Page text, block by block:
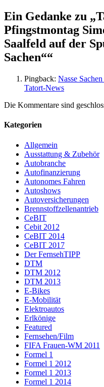
Ein Gedanke zu „
Pfingstmontag
Saalfeld auf der
Sachen““
Pingback: Nasse
Tatort-News
Die Kommentare sind
Kategorien
Allgemein
Ausstattung & Zubehör
Autobranche
Autofinanzierung
Autonomes Fahren
Autoshows
Autoversicherungen
Brennstoffzellenantrieb
CeBIT
Cebit 2012
CeBIT 2014
CeBIT 2017
Der FernsehTIPP
DTM
DTM 2012
DTM 2013
E-Bikes
E-Mobilität
Elektroautos
Erlkönige
Featured
Fernsehen/Film
FIFA Frauen-WM 2011
Formel 1
Formel 1 2012
Formel 1 2013
Formel 1 2014